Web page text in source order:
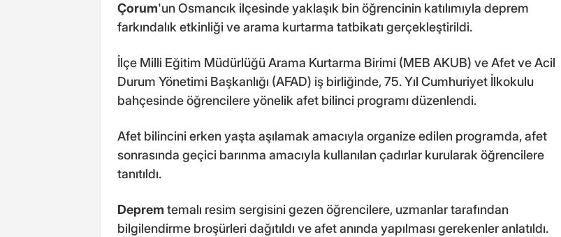
Çorum'un Osmancık ilçesinde yaklaşık bin öğrencinin katılımıyla deprem
farkındalık etkinliği ve arama kurtarma tatbikatı gerçekleştirildi.
İlçe Milli Eğitim Müdürlüğü Arama Kurtarma Birimi (MEB AKUB) ve Afet ve Acil
Durum Yönetimi Başkanlığı (AFAD) iş birliğinde, 75. Yıl Cumhuriyet İlkokulu
bahçesinde öğrencilere yönelik afet bilinci programı düzenlendi.
Afet bilincini erken yaşta aşılamak amacıyla organize edilen programda, afet
sonrasında geçici barınma amacıyla kullanılan çadırlar kurularak öğrencilere
tanıtıldı.
Deprem temalı resim sergisini gezen öğrencilere, uzmanlar tarafından
bilgilendirme broşürleri dağıtıldı ve afet anında yapılması gerekenler anlatıldı.